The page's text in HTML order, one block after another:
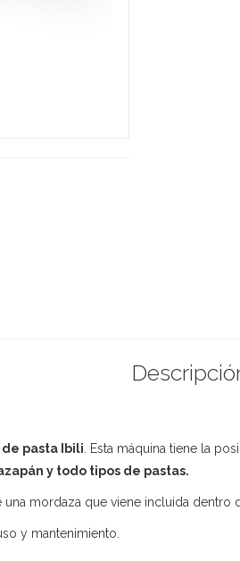
pasta Ibili . Esta máquina tiene la
y todo tipos de pastas.
mordaza que viene incluida dentro
y mantenimiento.